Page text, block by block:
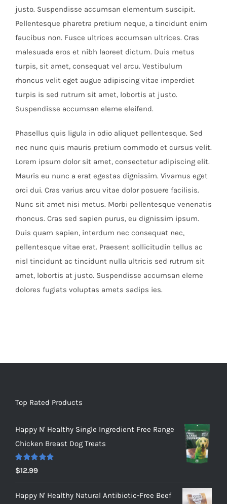
justo. Suspendisse accumsan elementum suscipit.
Pellentesque pharetra pretium neque, a tincidunt enim
faucibus non. Fusce ultrices accumsan ultrices. Cras
malesuada eros et nibh laoreet dictum. Duis metus
turpis, sit amet, consequat vel arcu. Vestibulum
rhoncus velit eget augue adipiscing vitae imperdiet
turpis is sed rutrum sit amet, lobortis at justo.
Suspendisse accumsan eleme eleifend.
Phasellus quis ligula in odio aliquet pellentesque. Sed
nec nunc quis mauris pretium commodo et cursus velit.
Lorem ipsum dolor sit amet, consectetur adipiscing elit.
Mauris eu nunc a erat egestas dignissim. Vivamus eget
orci dui. Cras varius arcu vitae dolor posuere facilisis.
Nunc sit amet nisi metus. Morbi pellentesque venenatis
rhoncus. Cras sed sapien purus, eu dignissim ipsum.
Duis quam sapien, interdum nec consequat nec,
pellentesque vitae erat. Praesent sollicitudin tellus ac
nisl tincidunt ac tincidunt nulla ultricis sed rutrum sit
amet, lobortis at justo. Suspendisse accumsan eleme
dolores fugiats voluptas amets sadips ies.
Top Rated Products
Happy N' Healthy Single Ingredient Free Range
Chicken Breast Dog Treats
Rated5.00
out of 5
$12.99
Happy N' Healthy Natural Antibiotic-Free Beef